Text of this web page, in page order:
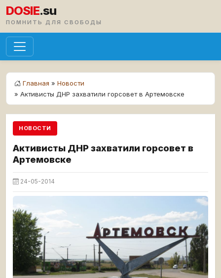
DOSIE.su
ПОМНИТЬ ДЛЯ СВОБОДЫ
Главная » Новости
» Активисты ДНР захватили горсовет в Артемовске
НОВОСТИ
Активисты ДНР захватили горсовет в
Артемовске
24-05-2014